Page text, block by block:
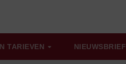
TARIEVEN NIEUWSBRIEF